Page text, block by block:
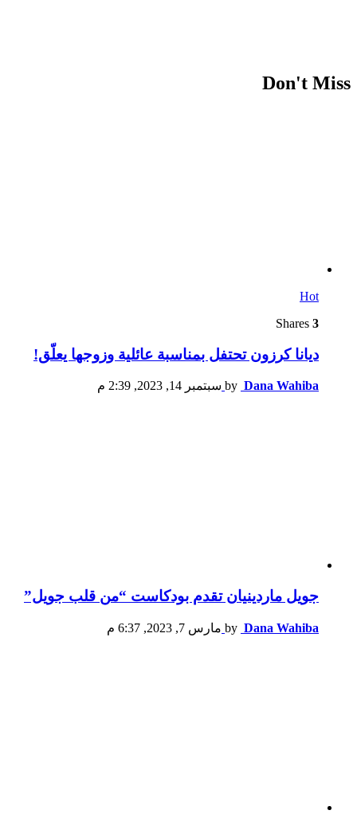
Don't Miss
Hot
3
ديانا كرزون تحتفل بمناسبة عائلية وزوجها يعلّق!
by Dana Wahiba سبتمبر 14, 2023, 2:39 م
جويل ماردينيان تقدم بودكاست “من قلب جويل”
by Dana Wahiba مارس 7, 2023, 6:37 م